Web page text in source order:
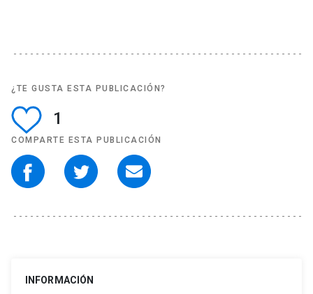
¿TE GUSTA ESTA PUBLICACIÓN?
1
COMPARTE ESTA PUBLICACIÓN
INFORMACIÓN